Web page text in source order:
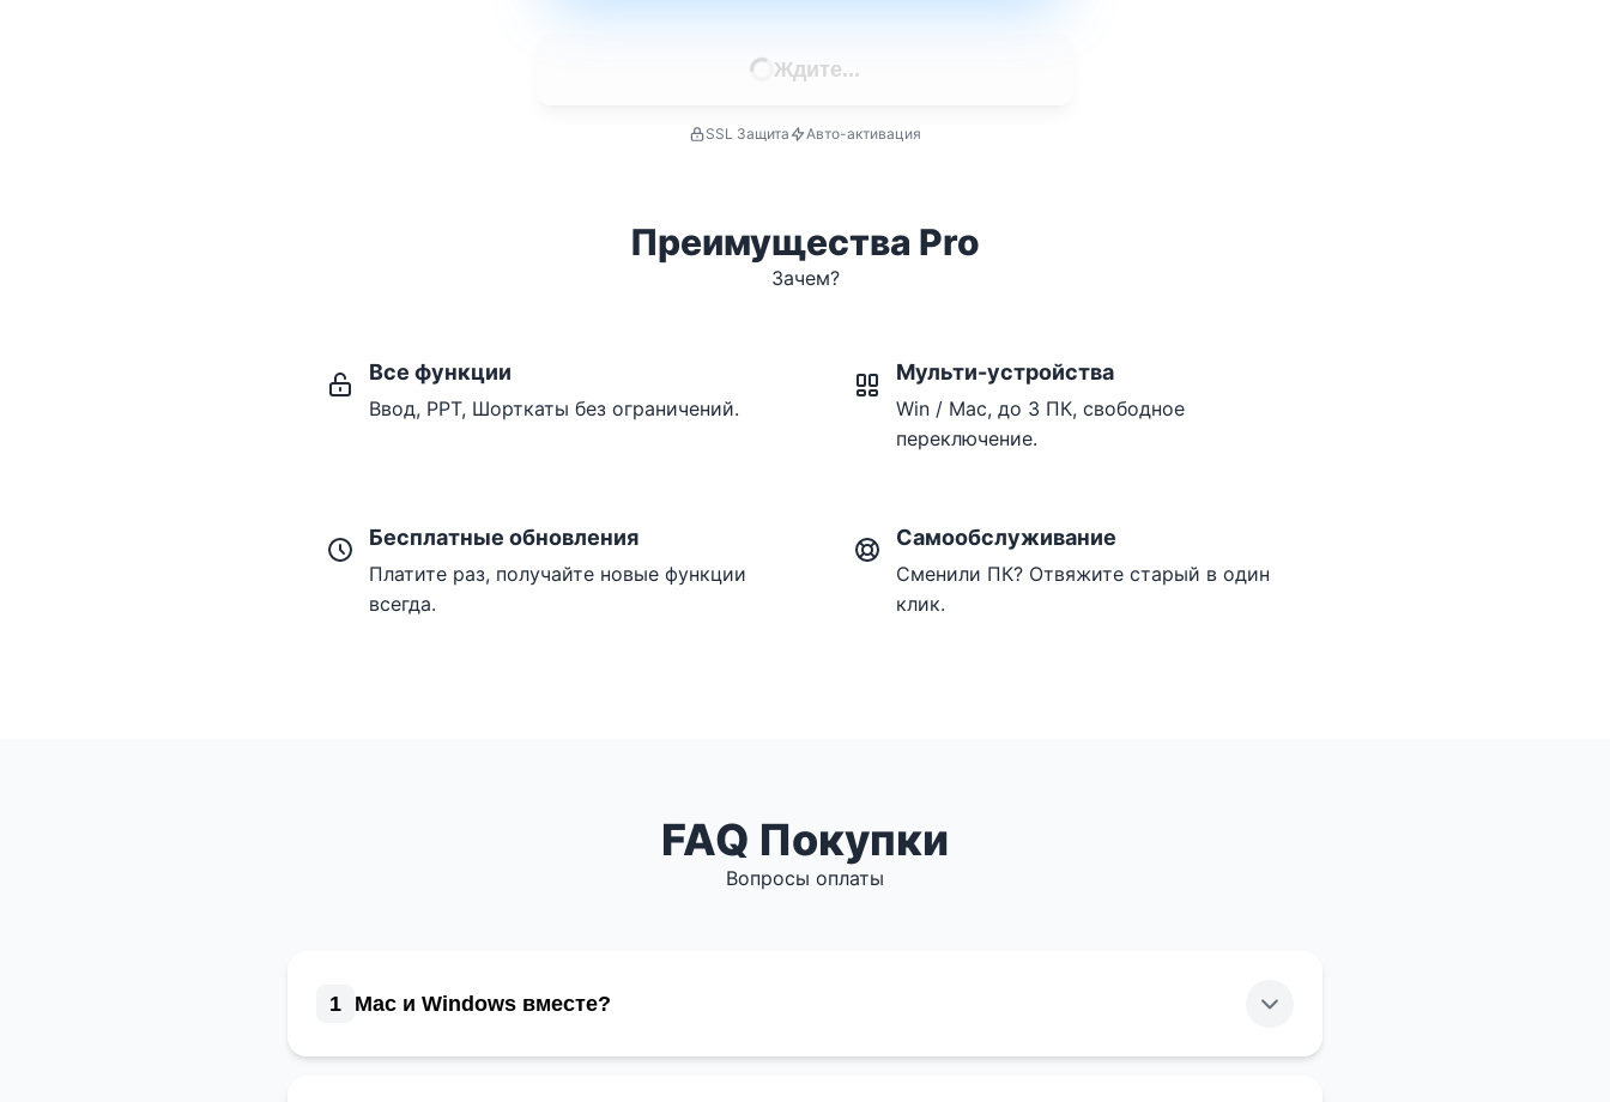
Ждите...
SSL Защита Авто-активация
Преимущества Pro
Зачем?
Все функции
Ввод, PPT, Шорткаты без ограничений.
Мульти-устройства
Win / Mac, до 3 ПК, свободное
переключение.
Бесплатные обновления
Платите раз, получайте новые функции
всегда.
Самообслуживание
Сменили ПК? Отвяжите старый в один
клик.
FAQ Покупки
Вопросы оплаты
1 Mac и Windows вместе?